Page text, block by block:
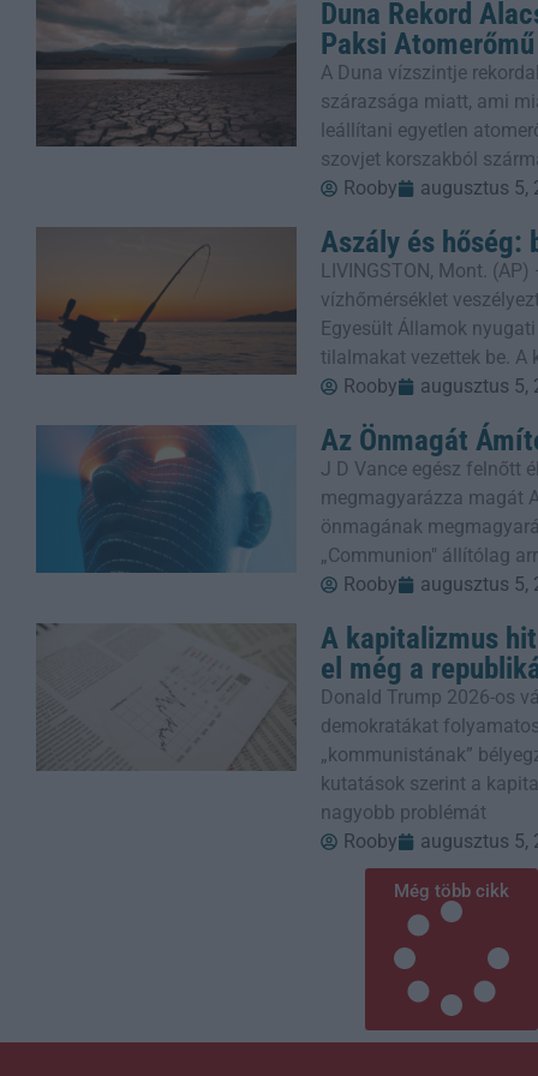
Duna Rekord
Paksi Atomerőmű
A Duna vízszintje
szárazsága miatt, ami
leállítani egyetlen
szovjet korszakból
Rooby
augusztus 5,
Aszály és hőség:
LIVINGSTON, Mont.
vízhőmérséklet
Egyesült Államok
tilalmakat vezettek be. A
Rooby
augusztus 5,
Az Önmagát
J D Vance egész felnőtt
megmagyarázza magát
önmagának
„Communion" állítólag
Rooby
augusztus 5,
A kapitalizmus
el még a
Donald Trump 2026-os
demokratákat
„kommunistának”
kutatások szerint a
nagyobb problémát
Rooby
augusztus 5,
Még több cikk